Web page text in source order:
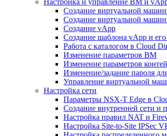
Создание виртуальной
Создание виртуальной
Создание vApp
Создание шаблона vApp и
Работа с каталогом в Cloud
Изменение параметров ВМ
Изменение параметров
Изменение/задание пароля
Управление виртуальной
Настройка сети
Параметры NSX-T Edge в
Создание внутренней сети
Настройка правил NAT и
Настройка Site-to-Site IPSec